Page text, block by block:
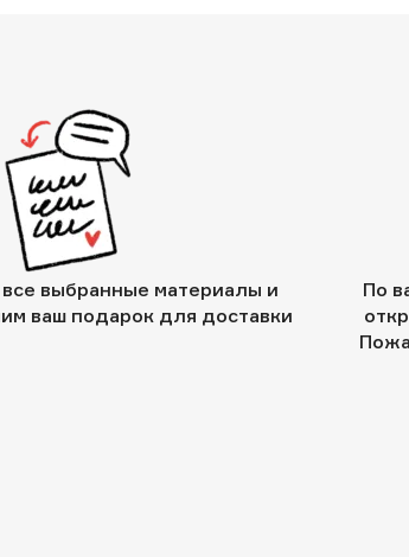
выбранные материалы и
ваш подарок для доставки
По